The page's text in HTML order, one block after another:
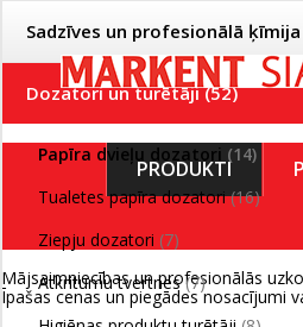
Sadzīves un profesionālā ķīmija
Dozatori un turētāji(52)
Papīra dvieļu dozatori (14)
Tualetes papīra dozatori(16)
Ziepju dozatori (7)
Atkritumu tvertnes(7)
PRODUKTI
Mājsaimniecības un profesionālās
Īpašas cenas un piegādes nosacījumi